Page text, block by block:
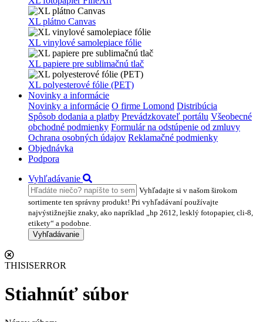
XL plátno Canvas
XL vinylové samolepiace fólie
XL papiere pre sublimačnú tlač
XL polyesterové fólie (PET)
Novinky a informácie
Novinky a informácie O firme Lomond Distribúcia
Spôsob dodania a platby Prevádzkovateľ portálu Všeobecné
obchodné podmienky Formulár na odstúpenie od zmluvy
Ochrana osobných údajov Reklamačné podmienky
Objednávka
Podpora
Vyhľadávanie
Vyhľadajte si v našom širokom
sortimente ten správny produkt! Pri vyhľadávaní používajte
najvýstižnejšie znaky, ako napríklad „hp 2612, lesklý fotopapier, cli-8,
etikety“ a podobne.
Vyhľadávanie
THISISERROR
Stiahnúť súbor